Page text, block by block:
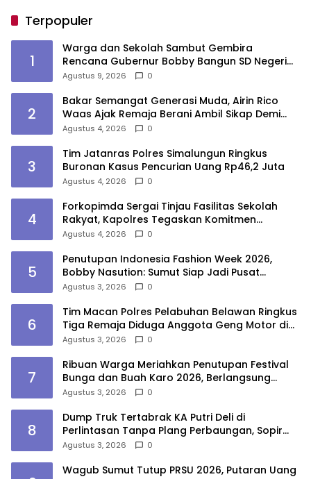
Terpopuler
1
Warga dan Sekolah Sambut Gembira
Rencana Gubernur Bobby Bangun SD Negeri
Lasara di Nias Utara
Agustus 9, 2026 0
2
Bakar Semangat Generasi Muda, Airin Rico
Waas Ajak Remaja Berani Ambil Sikap Demi
Masa Depan
Agustus 4, 2026 0
3
Tim Jatanras Polres Simalungun Ringkus
Buronan Kasus Pencurian Uang Rp46,2 Juta
Agustus 4, 2026 0
4
Forkopimda Sergai Tinjau Fasilitas Sekolah
Rakyat, Kapolres Tegaskan Komitmen
Ciptakan Lingkungan Belajar Aman dan
Agustus 4, 2026 0
5
Penutupan Indonesia Fashion Week 2026,
Bobby Nasution: Sumut Siap Jadi Pusat
Fashion Indonesia Lewat Wastra
Agustus 3, 2026 0
6
Tim Macan Polres Pelabuhan Belawan Ringkus
Tiga Remaja Diduga Anggota Geng Motor di
Marelan
Agustus 3, 2026 0
7
Ribuan Warga Meriahkan Penutupan Festival
Bunga dan Buah Karo 2026, Berlangsung
Aman di Bawah Pengamanan Gabungan
Agustus 3, 2026 0
8
Dump Truk Tertabrak KA Putri Deli di
Perlintasan Tanpa Plang Perbaungan, Sopir
Tewas
Agustus 3, 2026 0
Wagub Sumut Tutup PRSU 2026, Putaran Uang